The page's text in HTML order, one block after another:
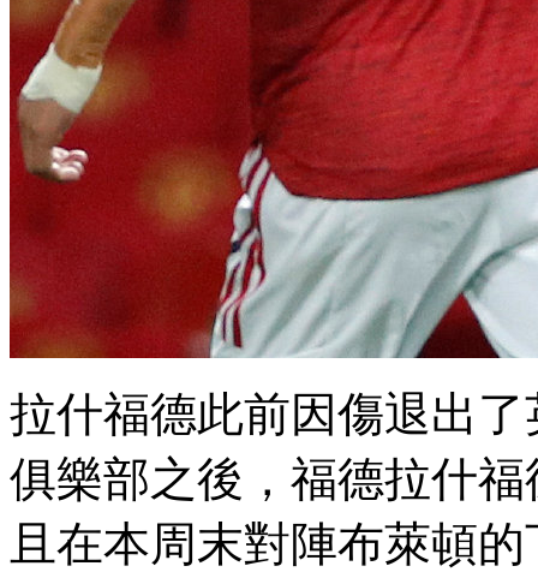
拉什福德此前因傷退出了
俱樂部之後 ，福德拉什
且在本周末對陣布萊頓